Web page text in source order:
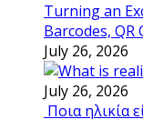
Turning an
Barcodes, QR
July 26, 2026
July 26, 2026
Ποια ηλικία